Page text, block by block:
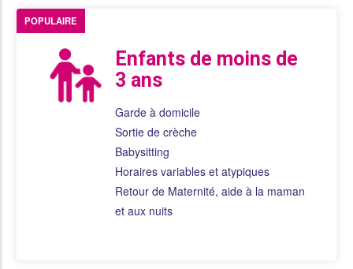
Enfants de moins de
3 ans
Garde à domicile
Sortie de crèche
Babysitting
Horaires variables et atypiques
Retour de Maternité, aide à la maman
et aux nuits
POPULAIRE